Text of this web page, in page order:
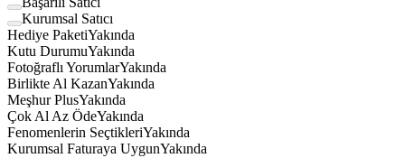
Kurumsal Satıcı
Hediye PaketiYakında
Kutu DurumuYakında
Fotoğraflı YorumlarYakında
Birlikte Al KazanYakında
Meşhur PlusYakında
Çok Al Az ÖdeYakında
Fenomenlerin SeçtikleriYakında
Kurumsal Faturaya UygunYakında